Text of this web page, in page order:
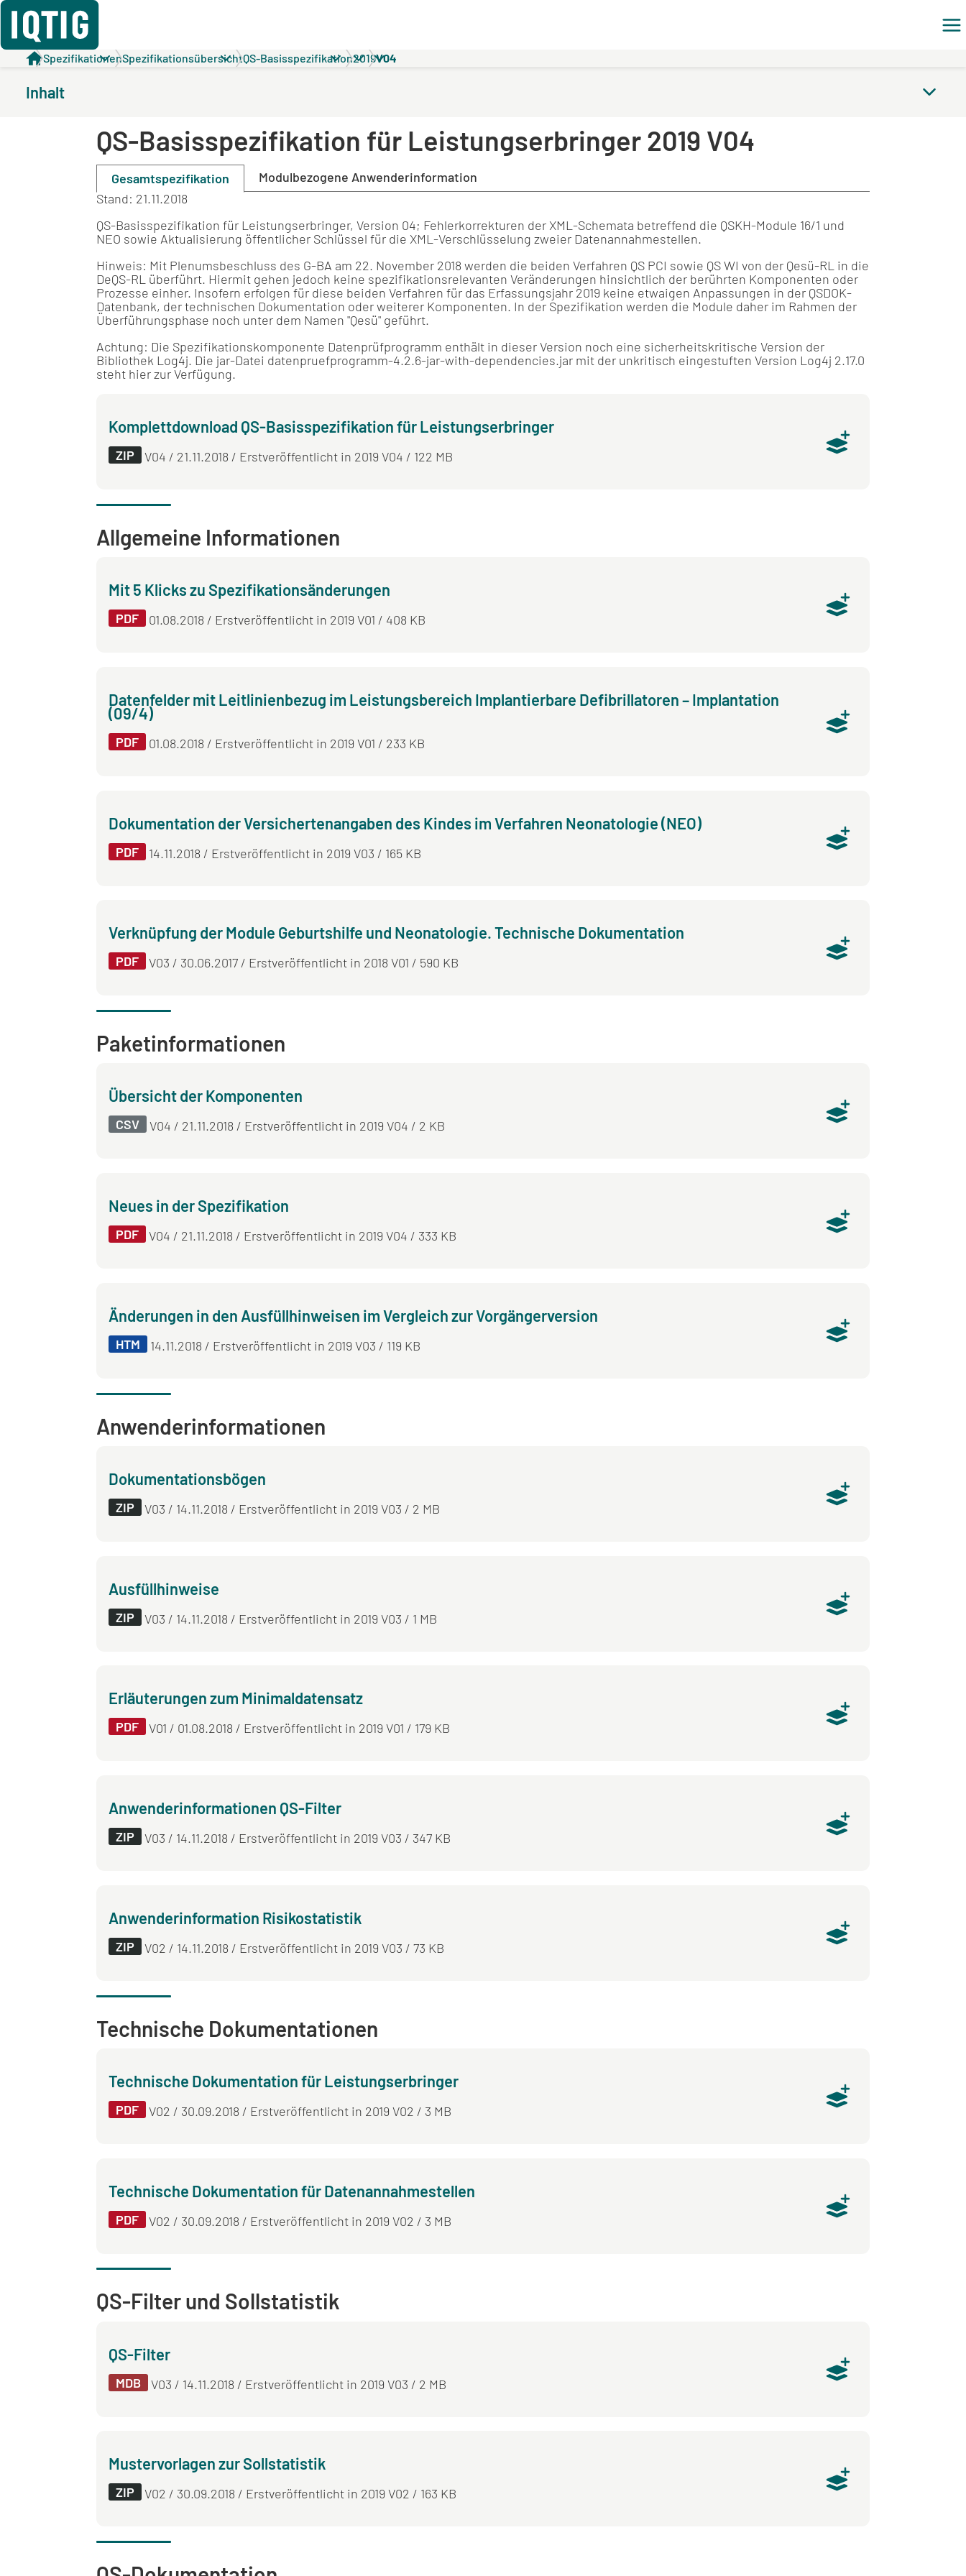
SpezifikationenSpezifikationsübersichtQS-Basisspezifikation2019V04
Inhalt
QS-Basisspezifikation für Leistungserbringer 2019 V04
Gesamtspezifikation
Modulbezogene Anwenderinformation
Stand: 21.11.2018
QS-Basisspezifikation für Leistungserbringer, Version 04; Fehlerkorrekturen der XML-Schemata betreffend die QSKH-Module 16/1 und
NEO sowie Aktualisierung öffentlicher Schlüssel für die XML-Verschlüsselung zweier Datenannahmestellen.
Hinweis: Mit Plenumsbeschluss des G-BA am 22. November 2018 werden die beiden Verfahren QS PCI sowie QS WI von der Qesü-RL in die
DeQS-RL überführt. Hiermit gehen jedoch keine spezifikationsrelevanten Veränderungen hinsichtlich der berührten Komponenten oder
Prozesse einher. Insofern erfolgen für diese beiden Verfahren für das Erfassungsjahr 2019 keine etwaigen Anpassungen in der QSDOK-
Datenbank, der technischen Dokumentation oder weiterer Komponenten. In der Spezifikation werden die Module daher im Rahmen der
Überführungsphase noch unter dem Namen "Qesü" geführt.
Achtung: Die Spezifikationskomponente Datenprüfprogramm enthält in dieser Version noch eine sicherheitskritische Version der
Bibliothek Log4j. Die jar-Datei datenpruefprogramm-4.2.6-jar-with-dependencies.jar mit der unkritisch eingestuften Version Log4j 2.17.0
steht hier zur Verfügung.
Komplettdownload QS-Basisspezifikation für Leistungserbringer
ZIP V04 / 21.11.2018 / Erstveröffentlicht in 2019 V04 / 122 MB
Allgemeine Informationen
Mit 5 Klicks zu Spezifikationsänderungen
PDF 01.08.2018 / Erstveröffentlicht in 2019 V01 / 408 KB
Datenfelder mit Leitlinienbezug im Leistungsbereich Implantierbare Defibrillatoren – Implantation
(09/4)
PDF 01.08.2018 / Erstveröffentlicht in 2019 V01 / 233 KB
Dokumentation der Versichertenangaben des Kindes im Verfahren Neonatologie (NEO)
PDF 14.11.2018 / Erstveröffentlicht in 2019 V03 / 165 KB
Verknüpfung der Module Geburtshilfe und Neonatologie. Technische Dokumentation
PDF V03 / 30.06.2017 / Erstveröffentlicht in 2018 V01 / 590 KB
Paket­informationen
Übersicht der Komponenten
CSV V04 / 21.11.2018 / Erstveröffentlicht in 2019 V04 / 2 KB
Neues in der Spezifikation
PDF V04 / 21.11.2018 / Erstveröffentlicht in 2019 V04 / 333 KB
Änderungen in den Ausfüllhinweisen im Vergleich zur Vorgängerversion
HTM 14.11.2018 / Erstveröffentlicht in 2019 V03 / 119 KB
Anwender­informationen
Dokumentationsbögen
ZIP V03 / 14.11.2018 / Erstveröffentlicht in 2019 V03 / 2 MB
Ausfüllhinweise
ZIP V03 / 14.11.2018 / Erstveröffentlicht in 2019 V03 / 1 MB
Erläuterungen zum Minimaldatensatz
PDF V01 / 01.08.2018 / Erstveröffentlicht in 2019 V01 / 179 KB
Anwender­informationen QS-Filter
ZIP V03 / 14.11.2018 / Erstveröffentlicht in 2019 V03 / 347 KB
Anwender­information Risikostatistik
ZIP V02 / 14.11.2018 / Erstveröffentlicht in 2019 V03 / 73 KB
Technische Dokumentationen
Technische Dokumentation für Leistungserbringer
PDF V02 / 30.09.2018 / Erstveröffentlicht in 2019 V02 / 3 MB
Technische Dokumentation für Datenannahmestellen
PDF V02 / 30.09.2018 / Erstveröffentlicht in 2019 V02 / 3 MB
QS-Filter und Sollstatistik
QS-Filter
MDB V03 / 14.11.2018 / Erstveröffentlicht in 2019 V03 / 2 MB
Mustervorlagen zur Sollstatistik
ZIP V02 / 30.09.2018 / Erstveröffentlicht in 2019 V02 / 163 KB